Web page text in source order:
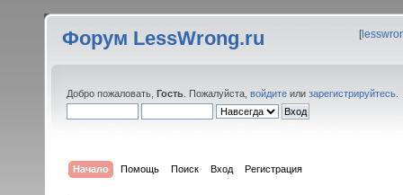
Форум LessWrong.ru [
Добро пожаловать, Гость . Пожалуйста, войдите или зарегистрируйтесь
Начало Помощь Поиск Вход Регистрация